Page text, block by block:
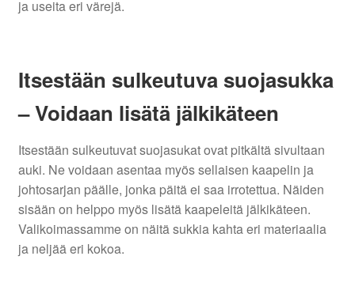
ja useita eri värejä.
Itsestään sulkeutuva suojasukka
– Voidaan lisätä jälkikäteen
Itsestään sulkeutuvat suojasukat ovat pitkältä sivultaan
auki. Ne voidaan asentaa myös sellaisen kaapelin ja
johtosarjan päälle, jonka päitä ei saa irrotettua. Näiden
sisään on helppo myös lisätä kaapeleitä jälkikäteen.
Valikoimassamme on näitä sukkia kahta eri materiaalia
ja neljää eri kokoa.